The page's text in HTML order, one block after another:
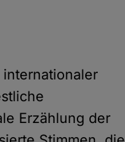
Erzählung der